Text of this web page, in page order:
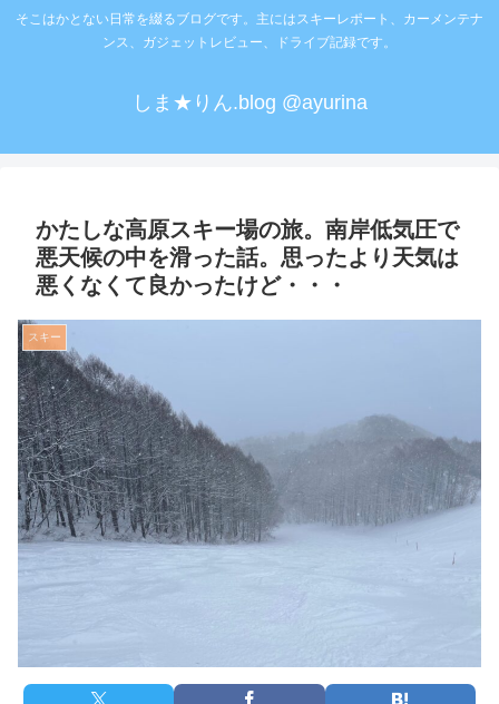
そこはかとない日常を綴るブログです。主にはスキーレポート、カーメンテナ
ンス、ガジェットレビュー、ドライブ記録です。
しま★りん.blog @ayurina
かたしな高原スキー場の旅。南岸低気圧で
悪天候の中を滑った話。思ったより天気は
悪くなくて良かったけど・・・
スキー